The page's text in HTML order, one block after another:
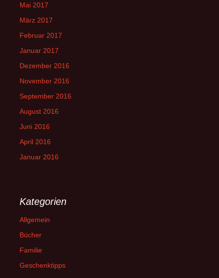
Mai 2017
März 2017
Februar 2017
Januar 2017
Dezember 2016
November 2016
September 2016
August 2016
Juni 2016
April 2016
Januar 2016
Kategorien
Allgemein
Bücher
Familie
Geschenktipps